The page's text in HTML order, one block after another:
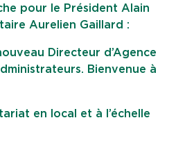
pour le Président Alain
Aurelien Gaillard :
Directeur d’Agence
Bienvenue à
en local et à l’échelle